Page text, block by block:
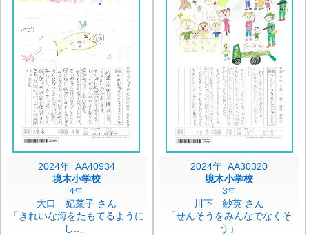
2024年 AA40934
境木小学校
4年
大口 妃菜子 さん
「きれいな海をたもてるように
し..」
2024年 AA30320
境木小学校
3年
川下 紗英 さん
「せんそうをみんなでなくそ
う」